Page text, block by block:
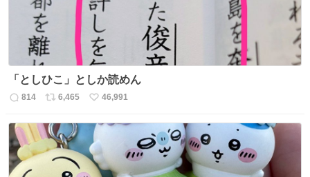
「としひこ」としか読めん
返
数
814
リ
ス
ト
数
6,465
い
ね
数
46,991